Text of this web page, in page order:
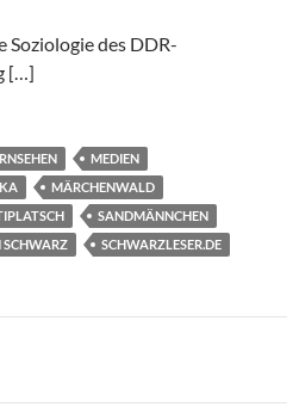
des DDR-
[…]
MEDIEN
MÄRCHENWALD
SANDMÄNNCHEN
SCHWARZ SCHWARZLESER.DE